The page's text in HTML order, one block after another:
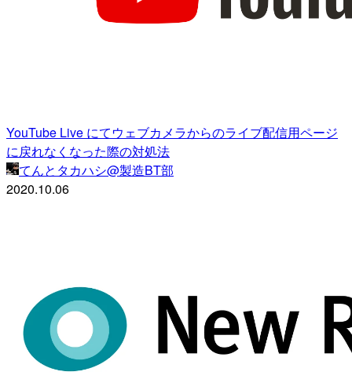
YouTube Live にてウェブカメラからのライブ配信用ページ
に戻れなくなった際の対処法
てんとタカハシ@製造BT部
2020.10.06